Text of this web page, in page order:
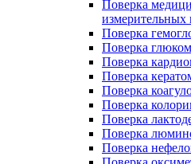
Поверка
измерительных
Поверка
Поверка
Поверка
Поверка
Поверка
Поверка
Поверка
Поверка
Поверка